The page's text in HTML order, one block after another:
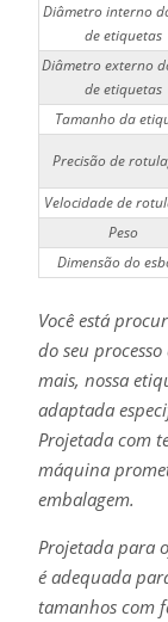
Diâmetro interno
de etiquetas
Diâmetro externo
de etiquetas
Tamanho da
Precisão de
Velocidade de
Peso
Dimensão do
Você está
do seu
mais, nossa
adaptada
Projetada com
máquina
embalagem.
Projetada para
é adequada
tamanhos com